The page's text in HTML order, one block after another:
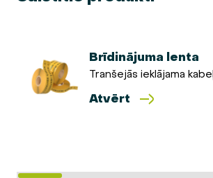
Brīdinājuma lenta
Tranšejās ieklājama
Atvērt